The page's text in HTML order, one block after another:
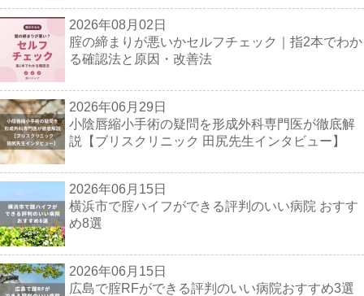
2026年08月02日
腟の締まりが悪いかセルフチェック｜指2本でわか
る確認法と原因・改善法
2026年06月29日
小陰唇縮小手術の疑問を形成外科専門医が徹底解
説【ブリスクリニック 田尻先生インタビュー】
2026年06月15日
横浜市で腟ハイフができる評判のいい病院 おすす
め8選
2026年06月15日
広島で腟RFができる評判のいい病院おすすめ3選